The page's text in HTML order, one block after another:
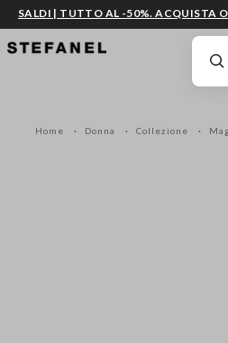
VAI AL CONTENUTO PRINCIPALE
SALDI | TUTTO AL -50%. ACQUISTA
Home Donna Collezione